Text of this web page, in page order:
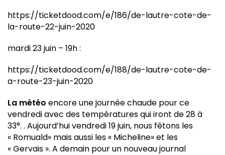
https://ticketdood.com/e/186/de-lautre-cote-de-
la-route-22-juin-2020
mardi 23 juin – 19h :
https://ticketdood.com/e/188/de-lautre-cote-de-
a-route-23-juin-2020
La météo encore une journée chaude pour ce
vendredi avec des températures qui iront de 28 à
33°. . Aujourd’hui vendredi 19 juin, nous fêtons les
« Romuald» mais aussi les « Micheline» et les
« Gervais ». A demain pour un nouveau journal